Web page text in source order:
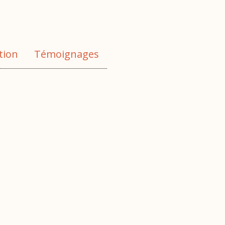
Témoignages